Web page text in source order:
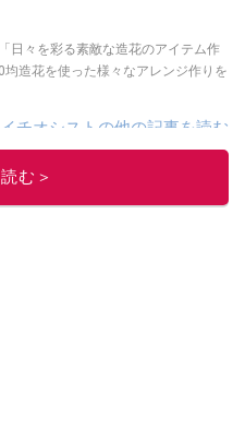
日々を彩る素敵な造花のアイテム作
造花を使った様々なアレンジ作りを
チオシストの他の記事を読む
む＞